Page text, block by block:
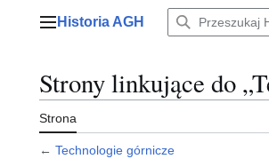
Menu główne
Historia AGH
Strony linkujące do
Strona
← Technologie górnicze